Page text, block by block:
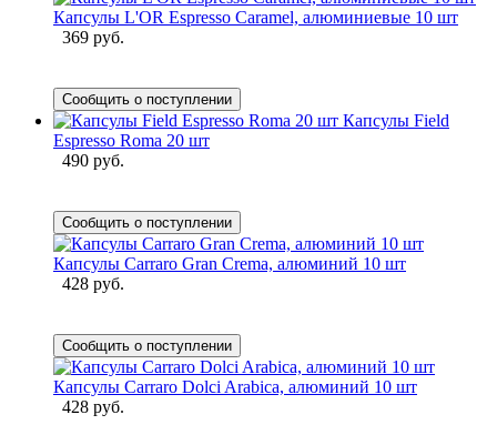
Капсулы L'OR Espresso Caramel, алюминиевые 10 шт
369 руб.
Сообщить о поступлении
Капсулы Field
Espresso Roma 20 шт
490 руб.
Сообщить о поступлении
Капсулы Carraro Gran Crema, алюминий 10 шт
428 руб.
Сообщить о поступлении
Капсулы Carraro Dolci Arabica, алюминий 10 шт
428 руб.